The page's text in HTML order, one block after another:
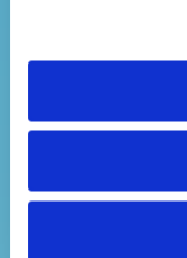
Perfeito!
um de uma
azul para o